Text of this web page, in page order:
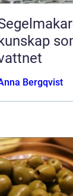
Bergqvist